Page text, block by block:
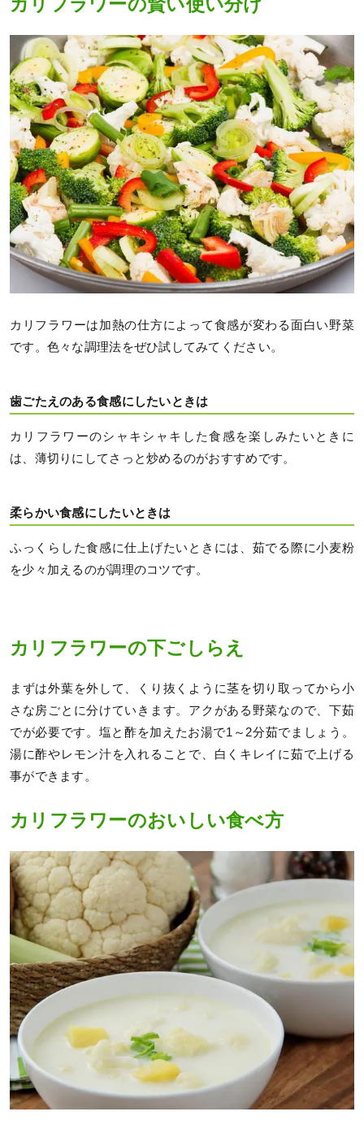
カリフラワーの賢い使い分け
カリフラワーは加熱の仕方によって食感が変わる面白い野菜
です。色々な調理法をぜひ試してみてください。
歯ごたえのある食感にしたいときは
カリフラワーのシャキシャキした食感を楽しみたいときに
は、薄切りにしてさっと炒めるのがおすすめです。
柔らかい食感にしたいときは
ふっくらした食感に仕上げたいときには、茹でる際に小麦粉
を少々加えるのが調理のコツです。
カリフラワーの下ごしらえ
まずは外葉を外して、くり抜くように茎を切り取ってから小
さな房ごとに分けていきます。アクがある野菜なので、下茹
でが必要です。塩と酢を加えたお湯で1～2分茹でましょう。
湯に酢やレモン汁を入れることで、白くキレイに茹で上げる
事ができます。
カリフラワーのおいしい食べ方